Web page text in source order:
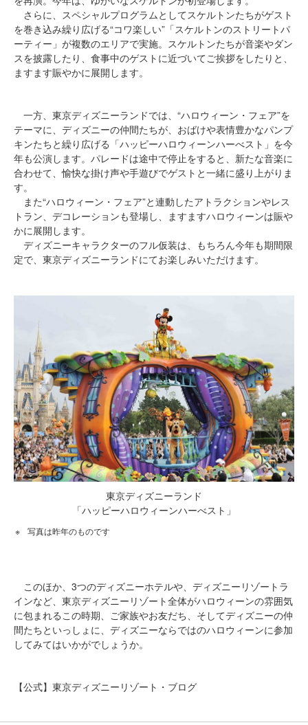
さらに、スペシャルプログラムとしてスケルトンたちがゲスト
を巻き込み繰り広げる“コワ楽しい”「スケルトンのストリートパ
ーティー」が複数のエリアで実施。スケルトンたちが音楽やダン
スを披露したり、食事中のゲストに近づいてご挨拶をしたりと、
ますます賑やかに展開します。
一方、東京ディズニーランドでは、“ハロウィーン・フェア”を
テーマに、ディズニーの仲間たちが、おばけや表情豊かなパンプ
キンたちと繰り広げる「ハッピーハロウィーンハーべスト」を今
年も公演します。パレードは途中で停止をすると、新たな音楽に
合わせて、愉快な掛け声や手遊びでゲストと一緒に盛り上がりま
す。
また“ハロウィーン・フェア”と連動したアトラクションやレス
トラン、デコレーションも登場し、ますますハロウィーンは賑や
かに展開します。
ディズニーキャラクターのフル仮装は、もちろん今年も期間限
定で、東京ディズニーランドにてお楽しみいただけます。
東京ディズニーランド
「ハッピーハロウィーンハーべスト」
写真は昨年のものです
このほか、3つのディズニーホテルや、ディズニーリゾートラ
インなど、東京ディズニーリゾート全体がハロウィーンの雰囲気
に包まれるこの時期、ご家族やお友だち、そしてディズニーの仲
間たちといっしょに、ディズニーならではのハロウィーンに参加
してみてはいかがでしょうか。
【公式】東京ディズニーリゾート・ブログ